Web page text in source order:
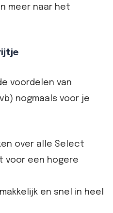
meer naar het
voordelen van
nogmaals voor je
over alle Select
voor een hogere
en snel in heel